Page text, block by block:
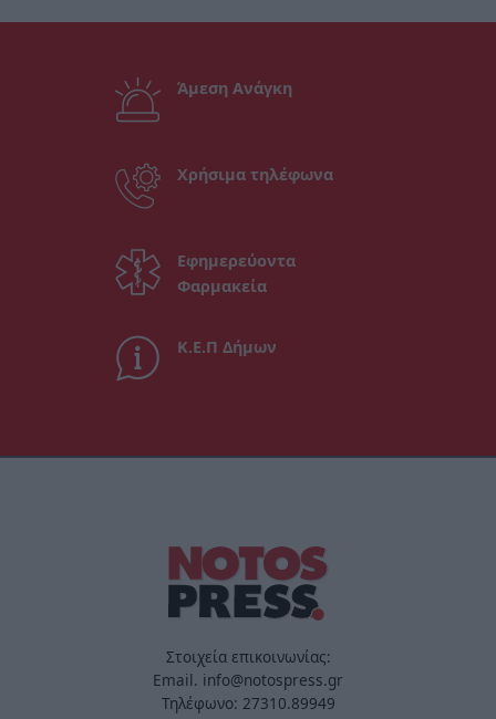
Άμεση Ανάγκη
Χρήσιμα τηλέφωνα
Εφημερεύοντα
Φαρμακεία
Κ.Ε.Π Δήμων
Στοιχεία επικοινωνίας:
Email. info@notospress.gr
Τηλέφωνο: 27310.89949